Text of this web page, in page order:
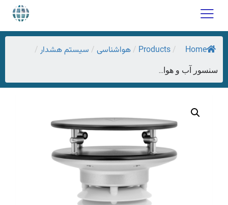
Home
/
Products
/ هواشناسی / سیستم هشدار /
سنسور آب و هوا...